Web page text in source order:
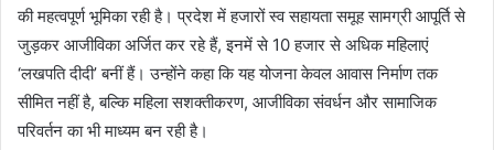
की महत्वपूर्ण भूमिका रही है। प्रदेश में हजारों स्व सहायता समूह सामग्री आपूर्ति से
जुड़कर आजीविका अर्जित कर रहे हैं, इनमें से 10 हजार से अधिक महिलाएं
‘लखपति दीदी’ बनीं हैं। उन्होंने कहा कि यह योजना केवल आवास निर्माण तक
सीमित नहीं है, बल्कि महिला सशक्तीकरण, आजीविका संवर्धन और सामाजिक
परिवर्तन का भी माध्यम बन रही है।